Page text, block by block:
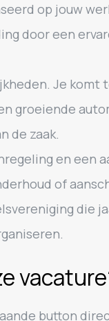
op jouw
door een
Je komt
groeiende
de zaak.
en een
of
die
button